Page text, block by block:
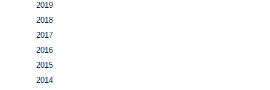
2019
2018
2017
2016
2015
2014